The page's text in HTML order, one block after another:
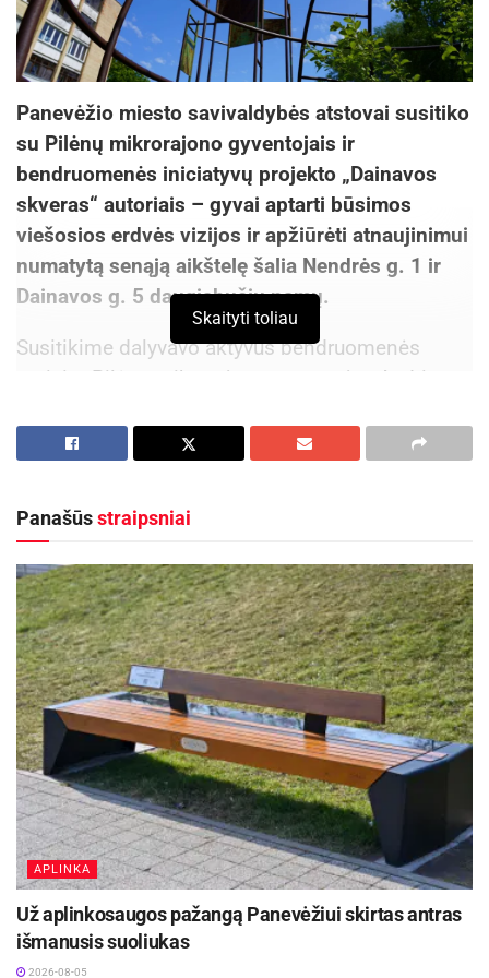
Panevėžio miesto savivaldybės atstovai susitiko
su Pilėnų mikrorajono gyventojais ir
bendruomenės iniciatyvų projekto „Dainavos
skveras“ autoriais – gyvai aptarti būsimos
viešosios erdvės vizijos ir apžiūrėti atnaujinimui
numatytą senąją aikštelę šalia Nendrės g. 1 ir
Dainavos g. 5 daugiabučių namų.
Susitikime dalyvavo aktyvūs bendruomenės
nariai – Pilėnų mikrorajono gyventojas Audrius
Dainavos g. 7, 9 ir 11 daugiabučių namų
būklę ir aptari planuojamus pokyčius.
„Ši vieta daugelį metų buvo visiškai apleista – tik
asfaltas ir jokio turinio. Vaikai neturi kur žaisti,
jaunimui – jokios veiklos. Dabar pagaliau turime
viltį, kad čia atsiras patraukti ir visai
bendruomenei tinkama erdvė“, – sakė vienas iš
projekto idėjos autorių A. Vaicekauskas.
Aktualios naujienos
Šalia Baisogalos prasidėjo ilgai laukto kelio
remontas
2026-08-05
Atnaujinama Ceikinių lauko estrada, Ignalinos
Skaityti toliau
Panašūsstraipsniai
APLINKA
Už aplinkosaugos pažangą Panevėžiui skirtas antras
išmanusis suoliukas
2026-08-05